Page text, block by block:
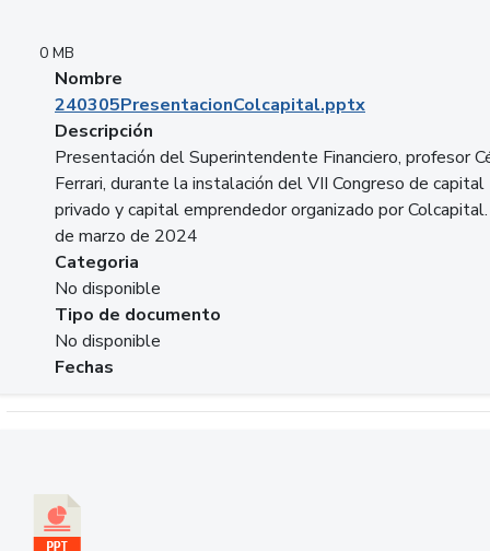
0 MB
Nombre
240305PresentacionColcapital.pptx
Descripción
Presentación del Superintendente Financiero, profesor
Ferrari, durante la instalación del VII Congreso de capital
privado y capital emprendedor organizado por
de marzo de 2024
Categoria
No disponible
Tipo de documento
No disponible
Fechas